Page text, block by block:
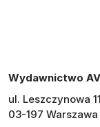
Wydawnictwo
ul. Leszczynowa 11
03-197 Warszawa